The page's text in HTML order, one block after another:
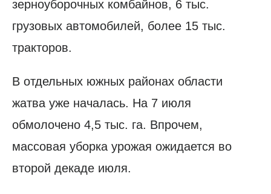
зерноуборочных комбайнов, 6 тыс.
грузовых автомобилей, более 15 тыс.
тракторов.
В отдельных южных районах области
жатва уже началась. На 7 июля
обмолочено 4,5 тыс. га. Впрочем,
массовая уборка урожая ожидается во
второй декаде июля.